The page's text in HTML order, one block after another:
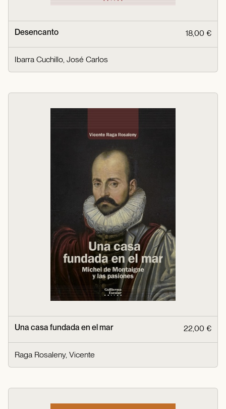
Desencanto 18,00 €
Ibarra Cuchillo, José Carlos
Una casa fundada en el mar 22,00 €
Raga Rosaleny, Vicente